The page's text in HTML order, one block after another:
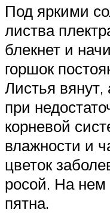
Под яркими
листва
блекнет и
горшок
Листья вянут,
при
корневой
влажности и
цветок
росой. На
пятна.